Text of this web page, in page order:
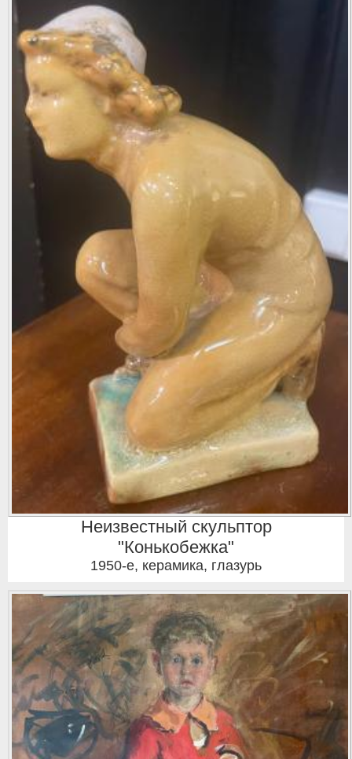
Неизвестный скульптор
"Конькобежка"
1950-е, керамика, глазурь